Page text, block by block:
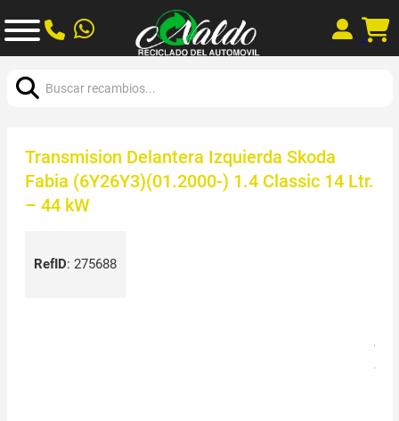
Transmision Delantera Izquierda Skoda
Fabia (6Y26Y3)(01.2000-) 1.4 Classic 14 Ltr.
– 44 kW
RefID: 275688